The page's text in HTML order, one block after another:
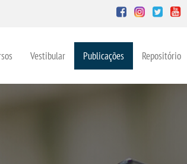
Vestibular Publicações Repositório